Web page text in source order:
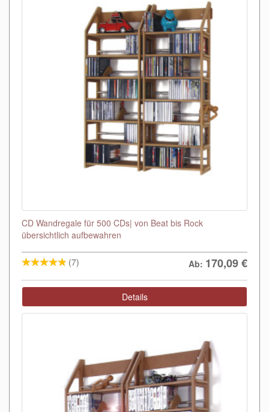
CD Wandregale für 500 CDs| von Beat bis Rock
übersichtlich aufbewahren
(7) Ab: 170,09€
Details